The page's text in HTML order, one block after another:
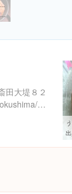
骨付き阿波尾鶏 一鴻 徳島駅前店(徳島駅/居酒屋)＜ネット予約可 ...
田大堤８２
https://tabelog.com/tokushima/A3601/A360102/36003741/
出